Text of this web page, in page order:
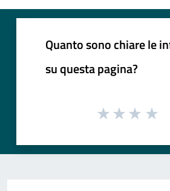
Quanto sono chiare le
su questa pagina?